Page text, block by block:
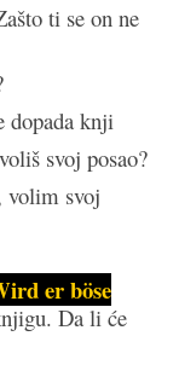
ti se on ne
dopada knji
svoj posao?
volim svoj
er böse
Da li će